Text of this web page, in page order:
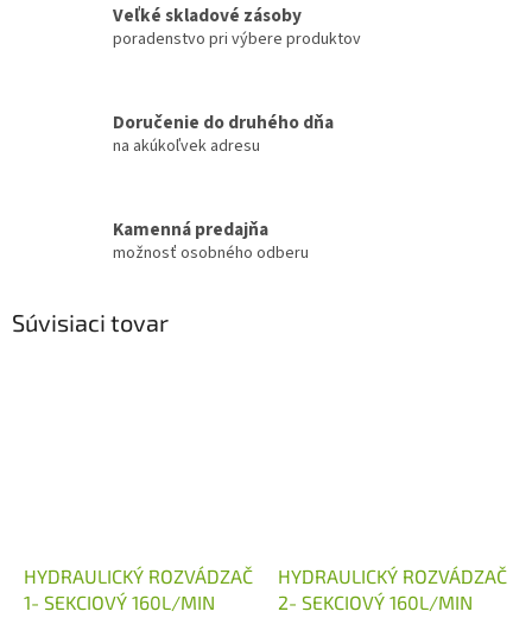
Veľké skladové zásoby
poradenstvo pri výbere produktov
Doručenie do druhého dňa
na akúkoľvek adresu
Kamenná predajňa
možnosť osobného odberu
Súvisiaci tovar
HYDRAULICKÝ ROZVÁDZAČ
1- SEKCIOVÝ 160L/MIN
HYDRAULICKÝ ROZVÁDZAČ
2- SEKCIOVÝ 160L/MIN